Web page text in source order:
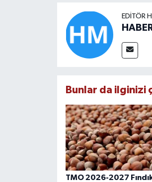
EDITÖR
Bunlar da ilginizi
TMO 2026-2027